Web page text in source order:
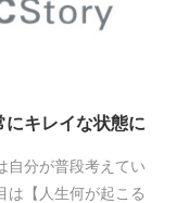
にキレイな状態に
自分が普段考えてい
は【人生何が起こる